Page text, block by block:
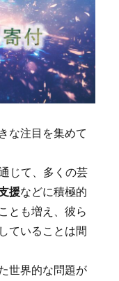
な注目を集めて
じて、多くの芸
援などに積極的
とも増え、彼ら
ていることは間
世界的な問題が